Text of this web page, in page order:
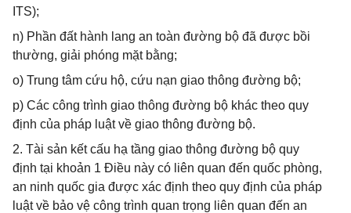
ITS);
n) Phần đất hành lang an toàn đường bộ đã được bồi
thường, giải phóng mặt bằng;
o) Trung tâm cứu hộ, cứu nạn giao thông đường bộ;
p) Các công trình giao thông đường bộ khác theo quy
định của pháp luật về giao thông đường bộ.
2. Tài sản kết cấu hạ tầng giao thông đường bộ quy
định tại khoản 1 Điều này có liên quan đến quốc phòng,
an ninh quốc gia được xác định theo quy định của pháp
luật về bảo vệ công trình quan trọng liên quan đến an